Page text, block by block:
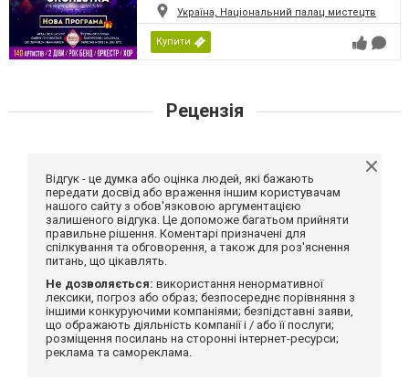
Україна, Національний палац мистецтв
Купити
Рецензія
Відгук - це думка або оцінка людей, які бажають
передати досвід або враження іншим користувачам
нашого сайту з обов'язковою аргументацією
залишеного відгука. Це допоможе багатьом прийняти
правильне рішення. Коментарі призначені для
спілкування та обговорення, а також для роз'яснення
питань, що цікавлять.
Не дозволяється: використання ненормативної
лексики, погроз або образ; безпосереднє порівняння з
іншими конкуруючими компаніями; безпідставні заяви,
що ображають діяльність компанії і / або її послуги;
розміщення посилань на сторонні інтернет-ресурси;
реклама та самореклама.